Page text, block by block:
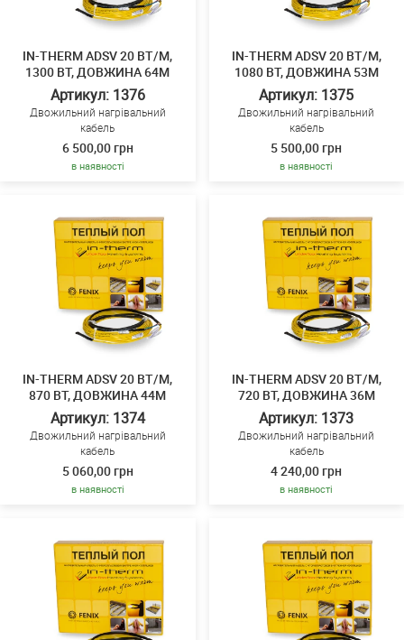
IN-THERM ADSV 20 ВТ/М,
1300 ВТ, ДОВЖИНА 64М
Артикул: 1376
Двожильний нагрівальний
кабель
6 500,00 грн
в наявності
IN-THERM ADSV 20 ВТ/М,
1080 ВТ, ДОВЖИНА 53М
Артикул: 1375
Двожильний нагрівальний
кабель
5 500,00 грн
в наявності
IN-THERM ADSV 20 ВТ/М,
870 ВТ, ДОВЖИНА 44М
Артикул: 1374
Двожильний нагрівальний
кабель
5 060,00 грн
в наявності
IN-THERM ADSV 20 ВТ/М,
720 ВТ, ДОВЖИНА 36М
Артикул: 1373
Двожильний нагрівальний
кабель
4 240,00 грн
в наявності